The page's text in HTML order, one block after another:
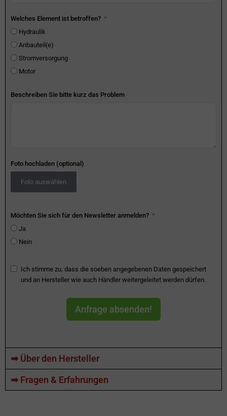
Welches Element ist betroffen?
Hydraulik
Anbauteil(e)
Stromversorgung
Motor
Beschreiben Sie bitte kurz das Problem
Foto hochladen (optional)
Foto auswählen
Möchten Sie sich für den Newsletter anmelden?
Ja
Nein
Ich stimme zu, dass die soeben angegebenen Daten gespeichert
und an Hersteller wie auch Händler weitergeleitet werden dürfen.
Anfrage absenden!
➡ Über den Hersteller
➡ Fragen & Erfahrungen